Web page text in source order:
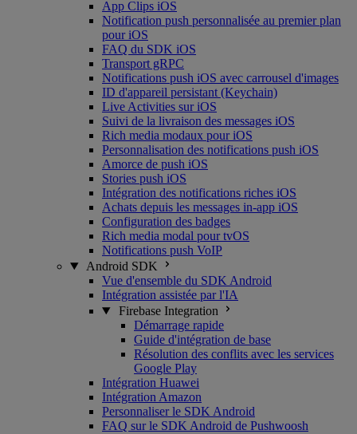
App Clips iOS
Notification push personnalisée au premier plan
pour iOS
FAQ du SDK iOS
Transport gRPC
Notifications push iOS avec carrousel d'images
ID d'appareil persistant (Keychain)
Live Activities sur iOS
Suivi de la livraison des messages iOS
Rich media modaux pour iOS
Personnalisation des notifications push iOS
Amorce de push iOS
Stories push iOS
Intégration des notifications riches iOS
Achats depuis les messages in-app iOS
Configuration des badges
Rich media modal pour tvOS
Notifications push VoIP
Android SDK
Vue d'ensemble du SDK Android
Intégration assistée par l'IA
Firebase Integration
Démarrage rapide
Guide d'intégration de base
Résolution des conflits avec les services
Google Play
Intégration Huawei
Intégration Amazon
Personnaliser le SDK Android
FAQ sur le SDK Android de Pushwoosh